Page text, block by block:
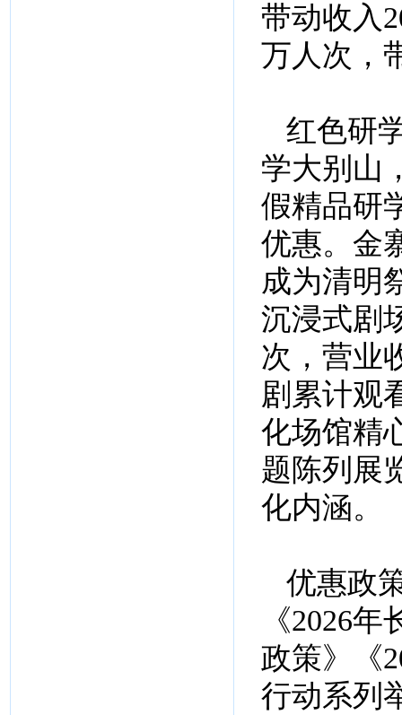
带动收入
万人次，
红色研
学大别山
假精品研
优惠。金
成为清明
沉浸式剧
次，营业
剧累计观
化场馆精
题陈列展
化内涵。
优惠政
《2026
政策》《
行动系列